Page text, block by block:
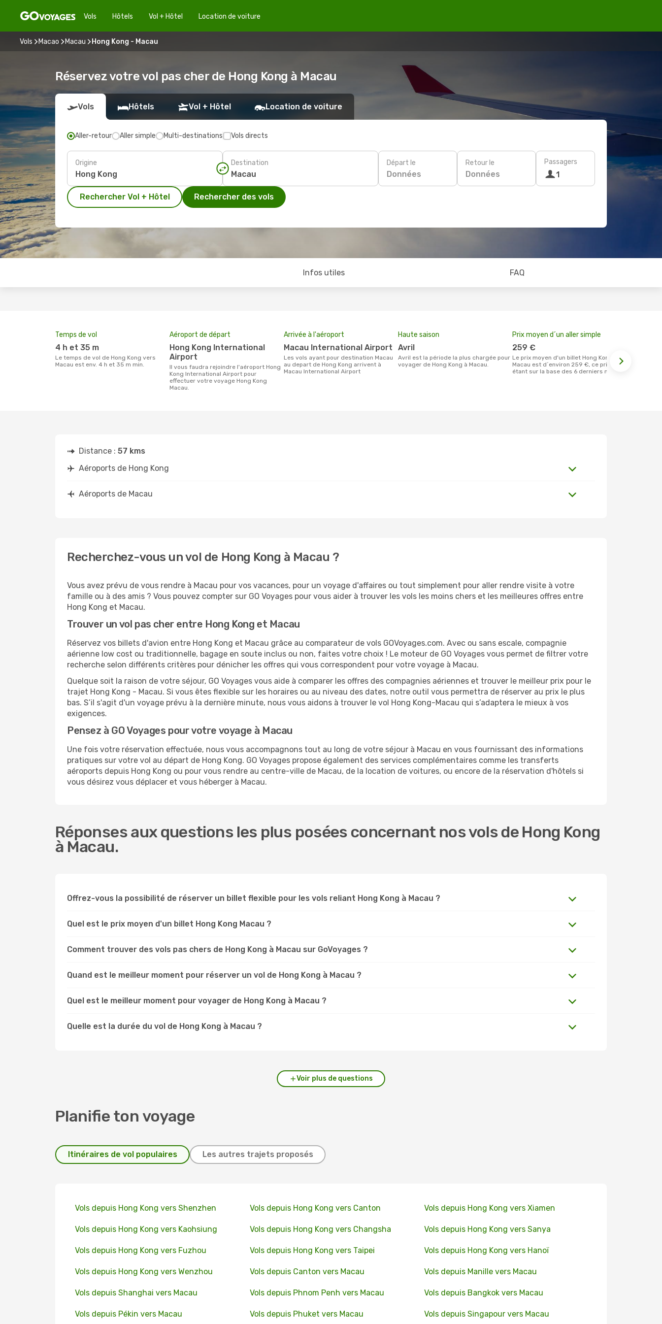
Vols Hôtels Vol + Hôtel Location de voiture
Vols Macao Macau Hong Kong - Macau
Réservez votre vol pas cher de Hong Kong à Macau
Vols Hôtels Vol + Hôtel Location de voiture
Aller-retour Aller simple Multi-destinations Vols directs
Origine Destination Départ le
Données
Retour le
Données
Passagers
1
Rechercher Vol + Hôtel Rechercher des vols
Infos utiles FAQ
Temps de vol
4 h et 35 m
Le temps de vol de Hong Kong vers
Macau est env. 4 h et 35 m min.
Aéroport de départ
Hong Kong International
Airport
Il vous faudra rejoindre l'aéroport Hong
Kong International Airport pour
effectuer votre voyage Hong Kong
Macau.
Arrivée à l'aéroport
Macau International Airport
Les vols ayant pour destination Macau
au depart de Hong Kong arrivent à
Macau International Airport
Haute saison
avril
avril est la période la plus chargée pour
voyager de Hong Kong à Macau.
Prix moyen d´un aller simple
259 €
Le prix moyen d'un billet Hong Kong
Macau est d´environ 259 €, ce prix
étant sur la base des 6 derniers mois.
Distance : 57 kms
Aéroports de Hong Kong
Aéroports de Macau
Recherchez-vous un vol de Hong Kong à Macau ?
Vous avez prévu de vous rendre à Macau pour vos vacances, pour un voyage d'affaires ou tout simplement pour aller rendre visite à votre
famille ou à des amis ? Vous pouvez compter sur GO Voyages pour vous aider à trouver les vols les moins chers et les meilleures offres entre
Hong Kong et Macau.
Trouver un vol pas cher entre Hong Kong et Macau
Réservez vos billets d'avion entre Hong Kong et Macau grâce au comparateur de vols GOVoyages.com. Avec ou sans escale, compagnie
aérienne low cost ou traditionnelle, bagage en soute inclus ou non, faites votre choix ! Le moteur de GO Voyages vous permet de filtrer votre
recherche selon différents critères pour dénicher les offres qui vous correspondent pour votre voyage à Macau.
Quelque soit la raison de votre séjour, GO Voyages vous aide à comparer les offres des compagnies aériennes et trouver le meilleur prix pour le
trajet Hong Kong - Macau. Si vous êtes flexible sur les horaires ou au niveau des dates, notre outil vous permettra de réserver au prix le plus
bas. S’il s'agit d'un voyage prévu à la dernière minute, nous vous aidons à trouver le vol Hong Kong-Macau qui s’adaptera le mieux à vos
exigences.
Pensez à GO Voyages pour votre voyage à Macau
Une fois votre réservation effectuée, nous vous accompagnons tout au long de votre séjour à Macau en vous fournissant des informations
pratiques sur votre vol au départ de Hong Kong. GO Voyages propose également des services complémentaires comme les transferts
aéroports depuis Hong Kong ou pour vous rendre au centre-ville de Macau, de la location de voitures, ou encore de la réservation d'hôtels si
vous désirez vous déplacer et vous héberger à Macau.
Réponses aux questions les plus posées concernant nos vols de Hong Kong
à Macau.
Offrez-vous la possibilité de réserver un billet flexible pour les vols reliant Hong Kong à Macau ?
Quel est le prix moyen d'un billet Hong Kong Macau ?
Comment trouver des vols pas chers de Hong Kong à Macau sur GoVoyages ?
Quand est le meilleur moment pour réserver un vol de Hong Kong à Macau ?
Quel est le meilleur moment pour voyager de Hong Kong à Macau ?
Quelle est la durée du vol de Hong Kong à Macau ?
Voir plus de questions
Planifie ton voyage
Itinéraires de vol populaires Les autres trajets proposés
Vols depuis Hong Kong vers Shenzhen Vols depuis Hong Kong vers Canton Vols depuis Hong Kong vers Xiamen
Vols depuis Hong Kong vers Kaohsiung Vols depuis Hong Kong vers Changsha Vols depuis Hong Kong vers Sanya
Vols depuis Hong Kong vers Fuzhou Vols depuis Hong Kong vers Taipei Vols depuis Hong Kong vers Hanoï
Vols depuis Hong Kong vers Wenzhou Vols depuis Canton vers Macau Vols depuis Manille vers Macau
Vols depuis Shanghai vers Macau Vols depuis Phnom Penh vers Macau Vols depuis Bangkok vers Macau
Vols depuis Pékin vers Macau Vols depuis Phuket vers Macau Vols depuis Singapour vers Macau